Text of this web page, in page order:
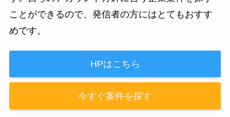
ことができるので、発信者の方にはとてもおすす
めです。
HPはこちら
今すぐ案件を探す